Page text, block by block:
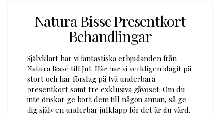
Natura Bisse Presentkort
Behandlingar
Självklart har vi fantastiska erbjudanden från
Natura Bissé till Jul. Här har vi verkligen slagit på
stort och har förslag på två underbara
presentkort samt tre exklusiva gåvoset. Om du
inte önskar ge bort dem till någon annan, så ge
dig själv en underbar julklapp för det är du värd.